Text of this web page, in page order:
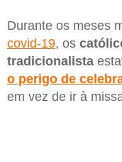
Durante os meses
covid-19, os
tradicionalista
o perigo de
em vez de ir à